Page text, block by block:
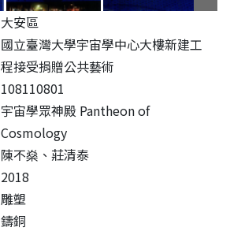
大安區
國立臺灣大學宇宙學中心大樓新建工
程接受捐贈公共藝術
108110801
宇宙學眾神殿 Pantheon of
Cosmology
陳不燊、莊清泰
2018
雕塑
鑄銅